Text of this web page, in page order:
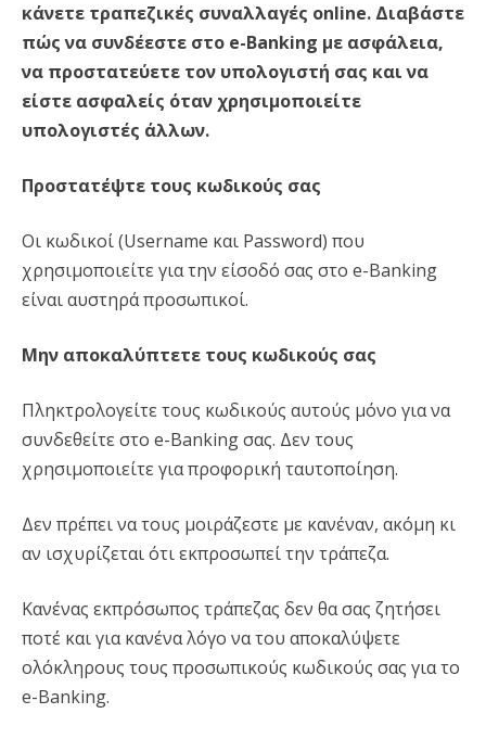
κάνετε τραπεζικές συναλλαγές online. Διαβάστε
πώς να συνδέεστε στο e-Banking με ασφάλεια,
να προστατεύετε τον υπολογιστή σας και να
είστε ασφαλείς όταν χρησιμοποιείτε
υπολογιστές άλλων.
Προστατέψτε τους κωδικούς σας
Οι κωδικοί (Username και Password) που
χρησιμοποιείτε για την είσοδό σας στο e-Banking
είναι αυστηρά προσωπικοί.
Μην αποκαλύπτετε τους κωδικούς σας
Πληκτρολογείτε τους κωδικούς αυτούς μόνο για να
συνδεθείτε στο e-Banking σας. Δεν τους
χρησιμοποιείτε για προφορική ταυτοποίηση.
Δεν πρέπει να τους μοιράζεστε με κανέναν, ακόμη κι
αν ισχυρίζεται ότι εκπροσωπεί την τράπεζα.
Κανένας εκπρόσωπος τράπεζας δεν θα σας ζητήσει
ποτέ και για κανένα λόγο να του αποκαλύψετε
ολόκληρους τους προσωπικούς κωδικούς σας για το
e-Banking.